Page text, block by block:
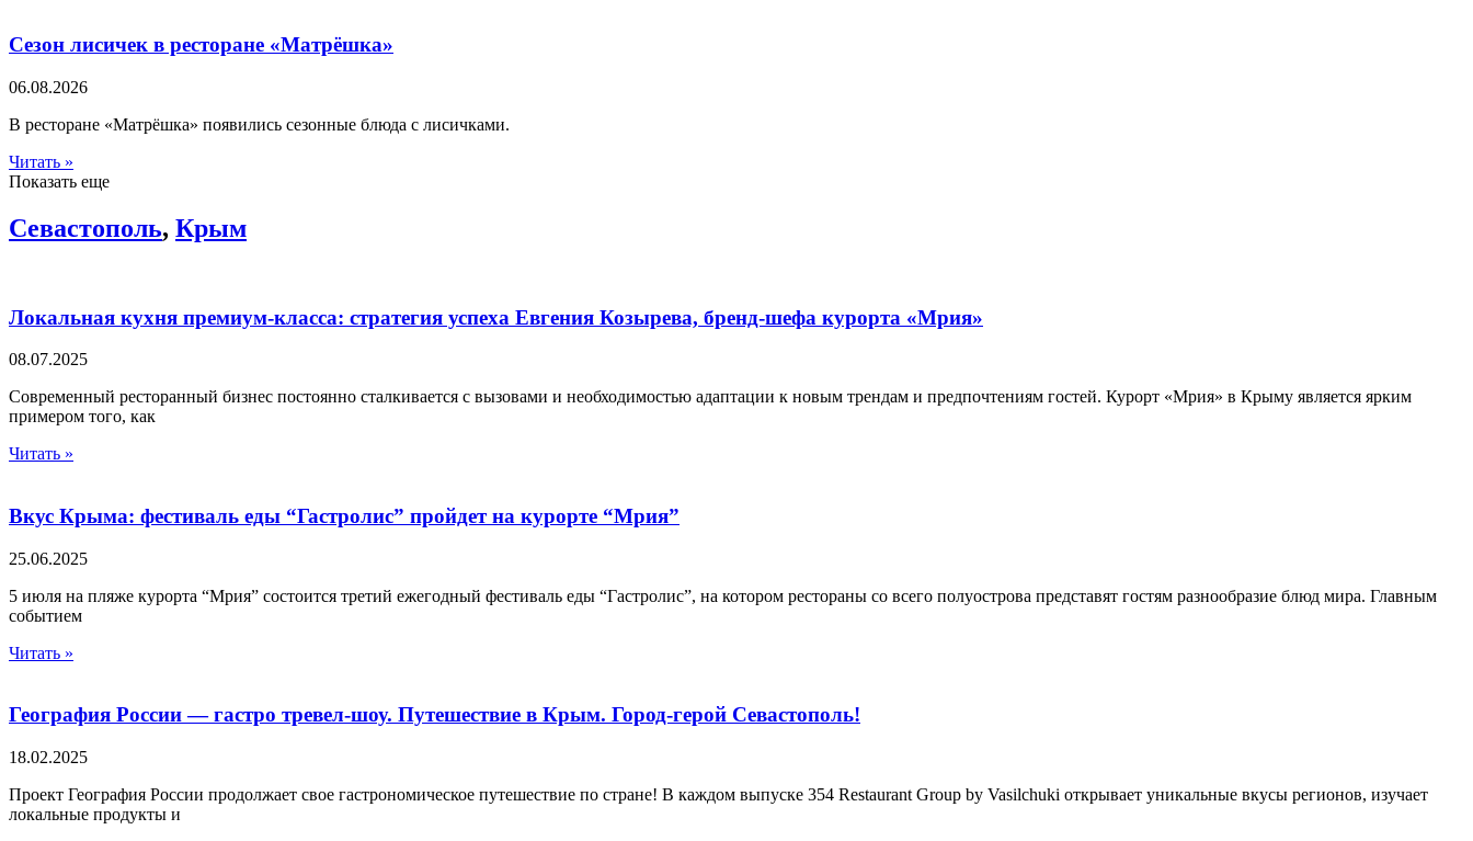
Сезон лисичек в ресторане «Матрёшка»
06.08.2026
В ресторане «Матрёшка» появились сезонные блюда с лисичками.
Читать »
Показать еще
Севастополь, Крым
Локальная кухня премиум-класса: стратегия успеха Евгения Козырева, бренд-шефа курорта «Мрия»
08.07.2025
Современный ресторанный бизнес постоянно сталкивается с вызовами и необходимостью адаптации к новым трендам и предпочтениям гостей. Курорт «Мрия» в Крыму является ярким
примером того, как
Читать »
Вкус Крыма: фестиваль еды “Гастролис” пройдет на курорте “Мрия”
25.06.2025
5 июля на пляже курорта “Мрия” состоится третий ежегодный фестиваль еды “Гастролис”, на котором рестораны со всего полуострова представят гостям разнообразие блюд мира. Главным
событием
Читать »
География России — гастро тревел-шоу. Путешествие в Крым. Город-герой Севастополь!
18.02.2025
Проект География России продолжает свое гастрономическое путешествие по стране! В каждом выпуске 354 Restaurant Group by Vasilchuki открывает уникальные вкусы регионов, изучает
локальные продукты и